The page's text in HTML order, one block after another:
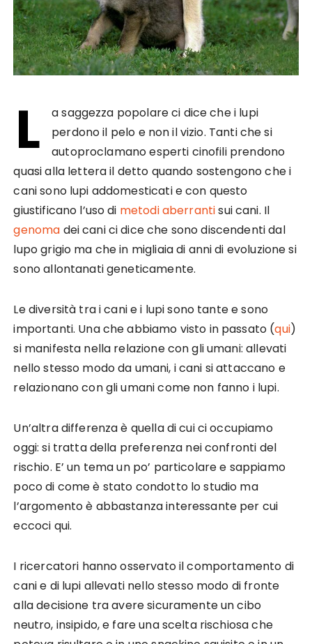
L
a saggezza popolare ci dice che i lupi
perdono il pelo e non il vizio. Tanti che si
autoproclamano esperti cinofili prendono
quasi alla lettera il detto quando sostengono che i
cani sono lupi addomesticati e con questo
giustificano l’uso di metodi aberrantisui cani. Il
genoma dei cani ci dice che sono discendenti dal
lupo grigio ma che in migliaia di anni di evoluzione si
sono allontanati geneticamente.
Le diversità tra i cani e i lupi sono tante e sono
importanti. Una che abbiamo visto in passato (qui)
si manifesta nella relazione con gli umani: allevati
nello stesso modo da umani, i cani si attaccano e
relazionano con gli umani come non fanno i lupi.
Un’altra differenza è quella di cui ci occupiamo
oggi: si tratta della preferenza nei confronti del
rischio. E’ un tema un po’ particolare e sappiamo
poco di come è stato condotto lo studio ma
l’argomento è abbastanza interessante per cui
eccoci qui.
I ricercatori hanno osservato il comportamento di
cani e di lupi allevati nello stesso modo di fronte
alla decisione tra avere sicuramente un cibo
neutro, insipido, e fare una scelta rischiosa che